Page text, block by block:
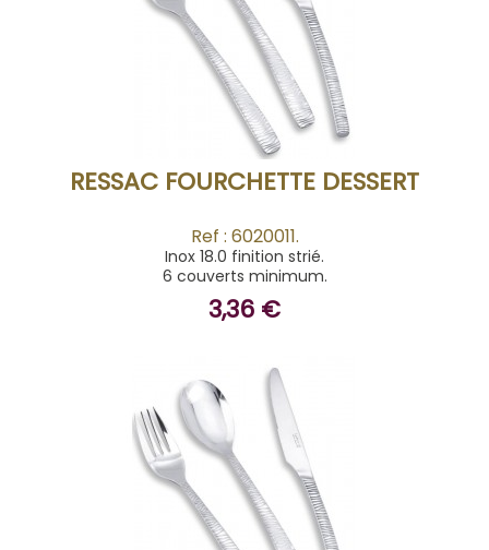
ACHETER
RESSAC FOURCHETTE DESSERT
Ref : 6020011.
Inox 18.0 finition strié.
6 couverts minimum.
3,36 €
ACHETER